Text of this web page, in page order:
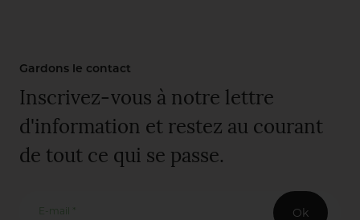
Gardons le contact
Inscrivez-vous à notre lettre
d'information et restez au courant
de tout ce qui se passe.
E-mail * Ok